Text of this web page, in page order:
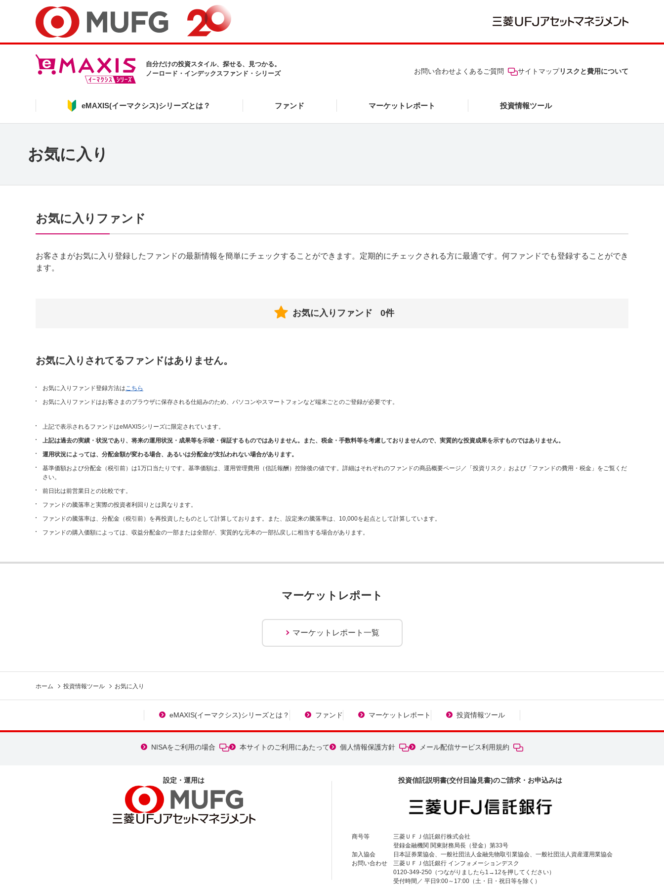
自分だけの投資スタイル、探せる、見つかる。
ノーロード・インデックスファンド・シリーズ
eMAXIS(イーマクシス)シリーズとは？ ファンド マーケットレポート 投資情報ツール
お問い合わせよくあるご質問 サイトマップリスクと費用について
お気に入り
お気に入りファンド
お客さまがお気に入り登録したファンドの最新情報を簡単にチェックすることができます。定期的にチェックされる方に最適です。何ファンドでも登録することができ
ます。
お気に入りファンド 0件
お気に入りされてるファンドはありません。
お気に入りファンド登録方法はこちら
お気に入りファンドはお客さまのブラウザに保存される仕組みのため、パソコンやスマートフォンなど端末ごとのご登録が必要です。
上記で表示されるファンドはeMAXISシリーズに限定されています。
上記は過去の実績・状況であり、将来の運用状況・成果等を示唆・保証するものではありません。また、税金・手数料等を考慮しておりませんので、実質的な投資成果を示すものではありません。
運用状況によっては、分配金額が変わる場合、あるいは分配金が支払われない場合があります。
基準価額および分配金（税引前）は1万口当たりです。基準価額は、運用管理費用（信託報酬）控除後の値です。詳細はそれぞれのファンドの商品概要ページ／「投資リスク」および「ファンドの費用・税金」をご覧くだ
さい。
前日比は前営業日との比較です。
ファンドの騰落率と実際の投資者利回りとは異なります。
ファンドの騰落率は、分配金（税引前）を再投資したものとして計算しております。また、設定来の騰落率は、10,000を起点として計算しています。
ファンドの購入価額によっては、収益分配金の一部または全部が、実質的な元本の一部払戻しに相当する場合があります。
マーケットレポート
マーケットレポート一覧
ホーム 投資情報ツール お気に入り
eMAXIS(イーマクシス)シリーズとは？ ファンド マーケットレポート 投資情報ツール
NISAをご利用の場合 本サイトのご利用にあたって 個人情報保護方針 メール配信サービス利用規約
設定・運用は 投資信託説明書(交付目論見書)のご請求・お申込みは
商号等
三菱ＵＦＪ信託銀行株式会社
登録金融機関 関東財務局長（登金）第33号
加入協会
日本証券業協会、一般社団法人金融先物取引業協会、一般社団法人資産運用業協会
お問い合わせ
三菱ＵＦＪ信託銀行 インフォメーションデスク
0120-349-250（つながりましたら1→12を押してください）
受付時間／ 平日9:00～17:00（土・日・祝日等を除く）